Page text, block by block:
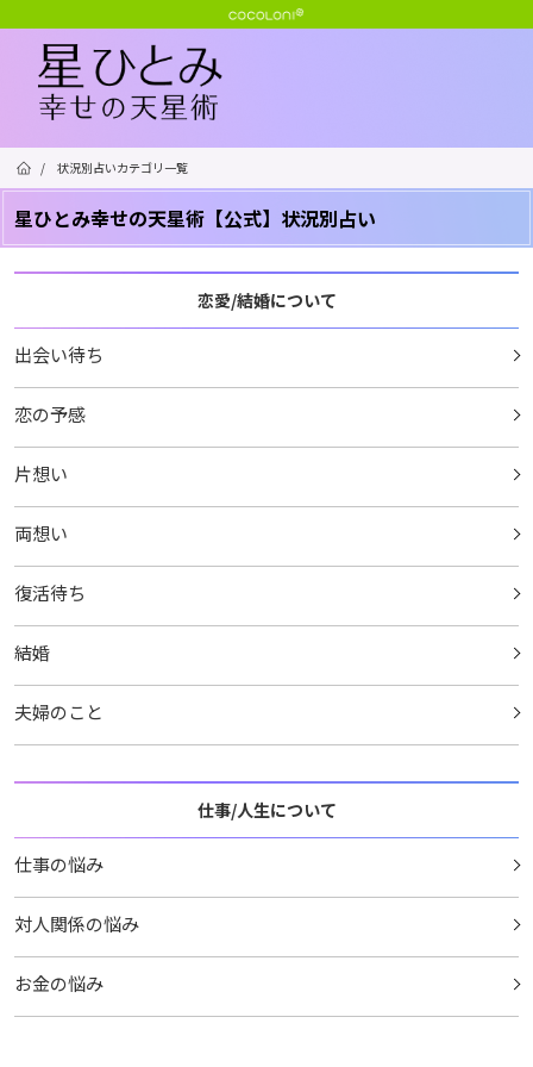
/ 状況別占いカテゴリ一覧
星ひとみ幸せの天星術【公式】状況別占い
恋愛/結婚について
出会い待ち
恋の予感
片想い
両想い
復活待ち
結婚
夫婦のこと
仕事/人生について
仕事の悩み
対人関係の悩み
お金の悩み